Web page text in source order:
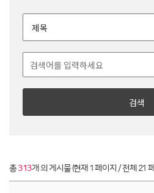
검색
총313개 의 게시물 (현재 1 페이지 / 전체 21